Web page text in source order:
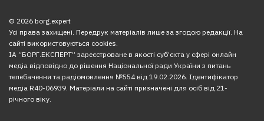
© 2026 borg.expert
Усі права захищені. Передрук матеріалів лише за згодою редакції. На
сайті використовуються cookies.
ІА “БОРГ.ЕКСПЕРТ” зареєстроване в якості суб’єкта у сфері онлайн
медіа відповідно до рішення Національної ради України з питань
телебачення та радіомовлення №554 від 19.02.2026. Ідентифікатор
медіа R40-06939. Матеріали на сайті призначені для осіб від 21-
річного віку.